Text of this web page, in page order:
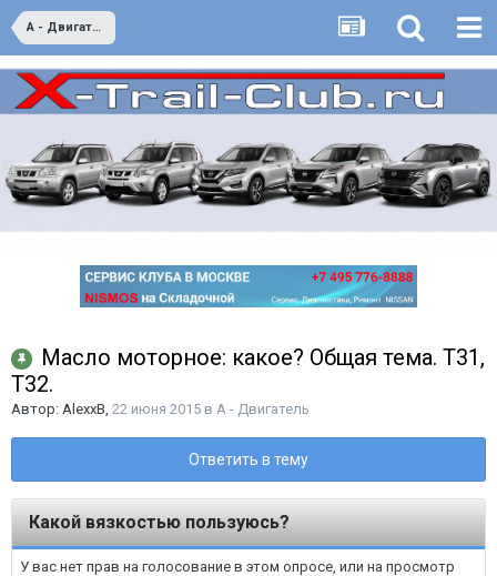
A - Двигатель
Масло моторное: какое? Общая тема. Т31,
Т32.
Автор: AlexxB 22 июня 2015 в A - Двигатель
Ответить в тему
Какой вязкостью пользуюсь?
У вас нет прав на голосование в этом опросе, или на просмотр